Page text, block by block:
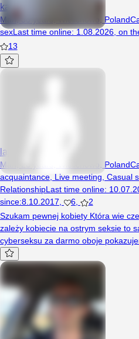
kasexx11
Man, 30 years, Wielichowo, Poland
sexLast time online:1.08.2026 on
13
lajkos161
Man, 28 years, Wielichowo, Poland
acquaintance Live meeting Casual
RelationshipLast time online:
since:8.10.2017 6
2
Szukam pewnej kobiety Która wie
zależy kobiecie na ostrym seksie to
cyberseksu za darmo oboje